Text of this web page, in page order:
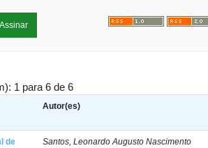
1 para 6 de 6
Autor(es)
de
Santos, Leonardo Augusto Nascimento